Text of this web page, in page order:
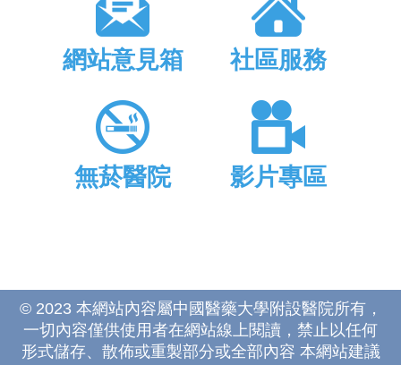
網站意見箱 社區服務
無菸醫院 影片專區
© 2023 本網站內容屬中國醫藥大學附設醫院所有，
一切內容僅供使用者在網站線上閱讀，禁止以任何
形式儲存、散佈或重製部分或全部內容 本網站建議